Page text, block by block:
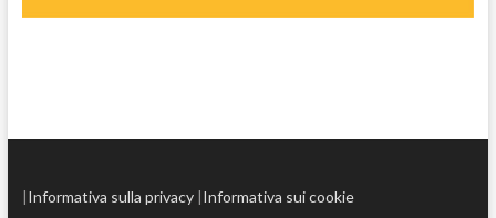
|Informativa sulla privacy|Informativa sui cookie